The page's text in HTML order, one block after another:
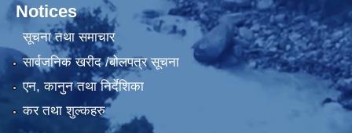
Notices
सूचना तथा समाचार
सार्वजनिक खरीद /बोलपत्र सूचना
एन, कानुन तथा निर्देशिका
कर तथा शुल्कहरु